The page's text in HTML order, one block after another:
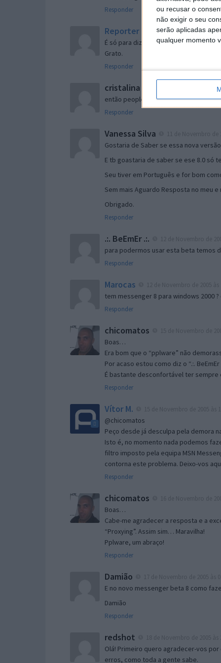
ou recusar o
não exigir o seu
serão aplicadas
qualquer momento
Responder
Reporter 7 de Novembro de 2005 às
É só para dizer que ainda não me
Grato.
Responder
cristalina 11 de Novembro de 2005
então people
Responder
Vanessa Silva
Gostaria de Saber se essa nova
E tb goastaria de saber se ese 8.0 só
Seu tiver em Português e for bom
Sem mais Aguardo Resposta no meu e
Obrigado.
Responder
.:. BeEmEr .:.
para podermos usar esta beta temos
Responder
Marocas
tem messenger 8 para windows 2000
Responder
chicomatos
Boas…
Era bom que o “pplware” não
Por acaso estou como diz o “.:.
É bastante desconfortável ter sempre
Responder
Vítor M.
@chicomatos
Peço desde já desculpa pela demora
Isto é, no momento nada podemos
filtro imposto pela equipa MSN
contorna este problema. Deixo-vos
Responder
chicomatos
Boas…
Cabe-me agradecer a resposta e a
“Proxying”. Assim sim… Maravilha!
Pplware, um abraço!
Responder
Damião
E no novo messenger beta 8 como
Damião
Responder
redshot
Olá! Primeiro quero agradecer-vos
erros, como toda a gente sabe.